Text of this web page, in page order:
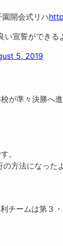
開会式リハ
宣誓ができる
5, 2019
が準々決勝へ
。
方法になった
チームは第３